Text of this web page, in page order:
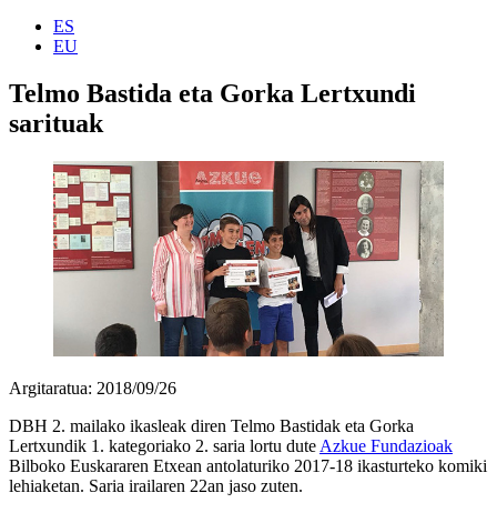
ES
EU
Telmo Bastida eta Gorka Lertxundi
sarituak
Argitaratua: 2018/09/26
DBH 2. mailako ikasleak diren Telmo Bastidak eta Gorka
Lertxundik 1. kategoriako 2. saria lortu dute Azkue Fundazioak
Bilboko Euskararen Etxean antolaturiko 2017-18 ikasturteko komiki
lehiaketan. Saria irailaren 22an jaso zuten.